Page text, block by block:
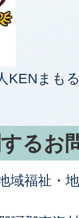
KENまも
るお
域福祉・